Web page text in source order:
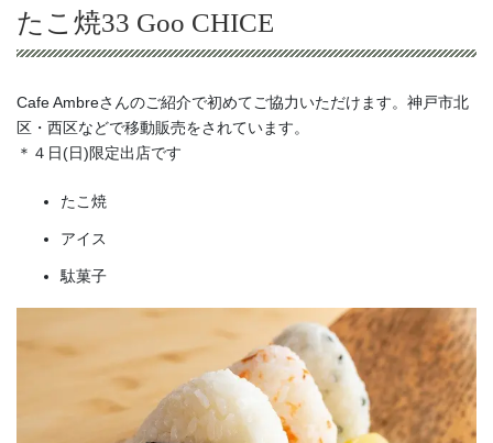
たこ焼33 Goo CHICE
Cafe Ambreさんのご紹介で初めてご協力いただけます。神戸市北
区・西区などで移動販売をされています。
＊４日(日)限定出店です
たこ焼
アイス
駄菓子